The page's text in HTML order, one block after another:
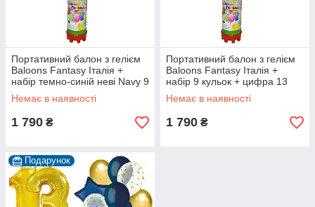
Портативний балон з гелієм
Baloons Fantasy Італія +
набір темно-синій неві Navy 9
кульок + цифра 13 срібна
Немає в наявності
1 790 ₴
Портативний балон з гелієм
Baloons Fantasy Італія +
набір 9 кульок + цифра 13
золота
Немає в наявності
1 790 ₴
Подарунок